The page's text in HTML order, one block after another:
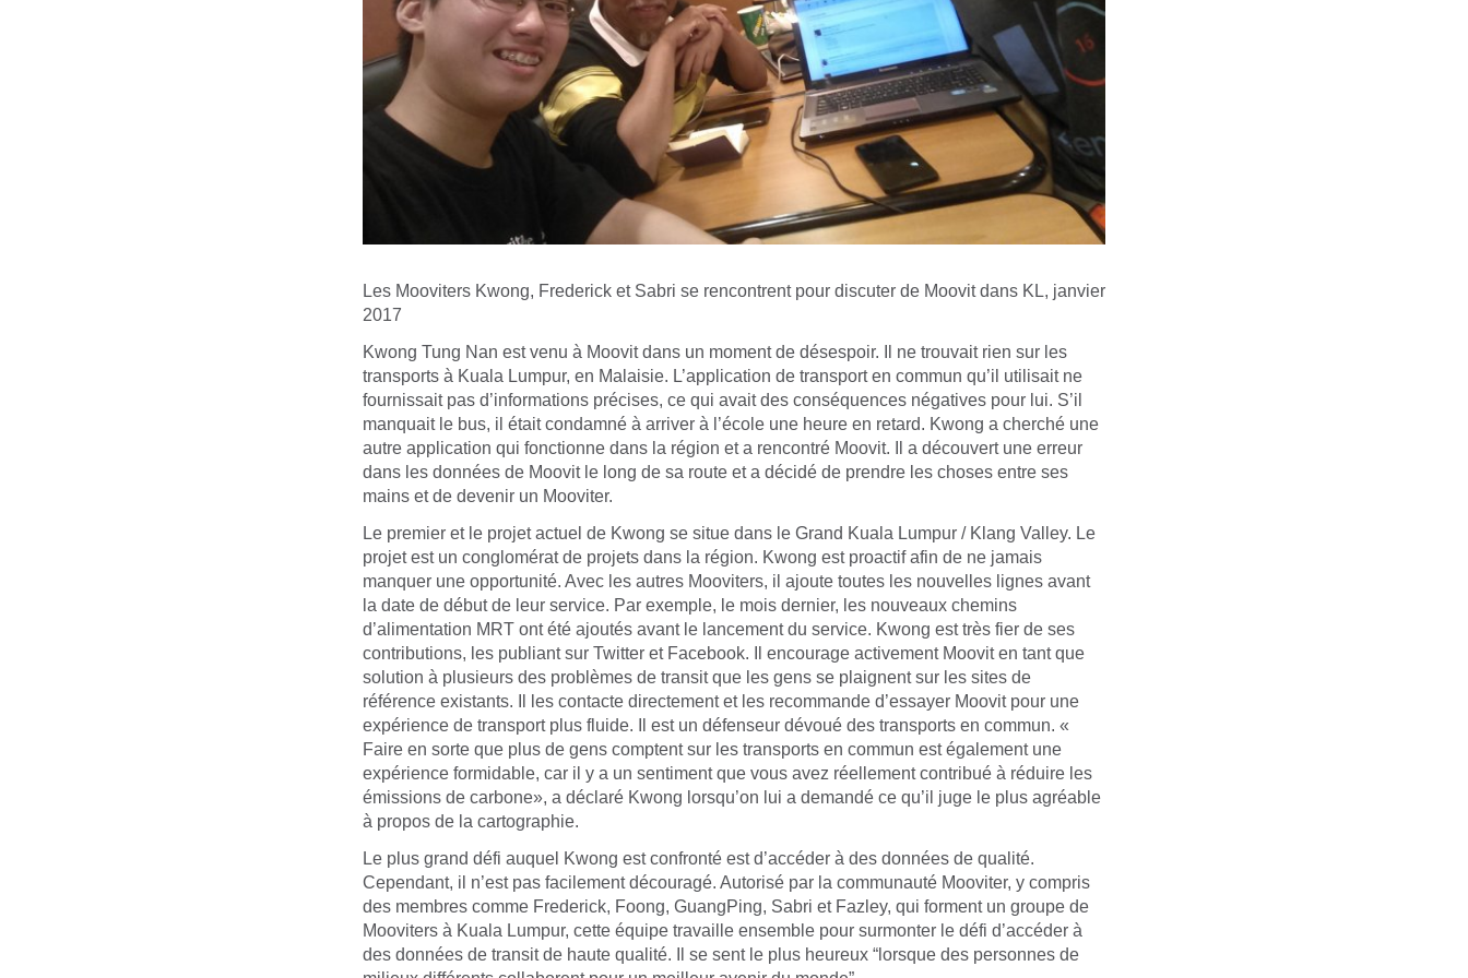
Les Mooviters Kwong, Frederick et Sabri se rencontrent pour discuter de Moovit dans KL, janvier
2017
Kwong Tung Nan est venu à Moovit dans un moment de désespoir. Il ne trouvait rien sur les
transports à Kuala Lumpur, en Malaisie. L’application de transport en commun qu’il utilisait ne
fournissait pas d’informations précises, ce qui avait des conséquences négatives pour lui. S’il
manquait le bus, il était condamné à arriver à l’école une heure en retard. Kwong a cherché une
autre application qui fonctionne dans la région et a rencontré Moovit. Il a découvert une erreur
dans les données de Moovit le long de sa route et a décidé de prendre les choses entre ses
mains et de devenir un Mooviter.
Le premier et le projet actuel de Kwong se situe dans le Grand Kuala Lumpur / Klang Valley. Le
projet est un conglomérat de projets dans la région. Kwong est proactif afin de ne jamais
manquer une opportunité. Avec les autres Mooviters, il ajoute toutes les nouvelles lignes avant
la date de début de leur service. Par exemple, le mois dernier, les nouveaux chemins
d’alimentation MRT ont été ajoutés avant le lancement du service. Kwong est très fier de ses
contributions, les publiant sur Twitter et Facebook. Il encourage activement Moovit en tant que
solution à plusieurs des problèmes de transit que les gens se plaignent sur les sites de
référence existants. Il les contacte directement et les recommande d’essayer Moovit pour une
expérience de transport plus fluide. Il est un défenseur dévoué des transports en commun. «
Faire en sorte que plus de gens comptent sur les transports en commun est également une
expérience formidable, car il y a un sentiment que vous avez réellement contribué à réduire les
émissions de carbone», a déclaré Kwong lorsqu’on lui a demandé ce qu’il juge le plus agréable
à propos de la cartographie.
Le plus grand défi auquel Kwong est confronté est d’accéder à des données de qualité.
Cependant, il n’est pas facilement découragé. Autorisé par la communauté Mooviter, y compris
des membres comme Frederick, Foong, GuangPing, Sabri et Fazley, qui forment un groupe de
Mooviters à Kuala Lumpur, cette équipe travaille ensemble pour surmonter le défi d’accéder à
des données de transit de haute qualité. Il se sent le plus heureux “lorsque des personnes de